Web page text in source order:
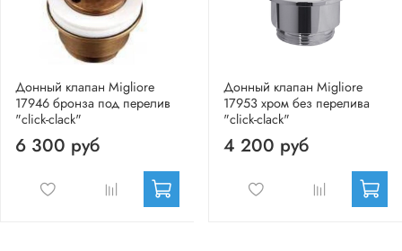
Донный клапан Migliore
17946 бронза под перелив
"click-clack"
6 300 руб
Донный клапан Migliore
17953 хром без перелива
"click-clack"
4 200 руб